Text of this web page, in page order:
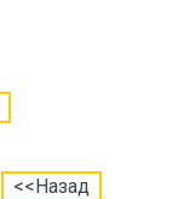
<<Назад